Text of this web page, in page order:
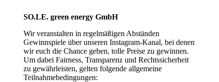
SO.LE. green energy GmbH
Wir veranstalten in regelmäßigen Abständen
Gewinnspiele über unseren Instagram-Kanal, bei denen
wir euch die Chance geben, tolle Preise zu gewinnen.
Um dabei Fairness, Transparenz und Rechtssicherheit
zu gewährleisten, gelten folgende allgemeine
Teilnahmebedingungen: